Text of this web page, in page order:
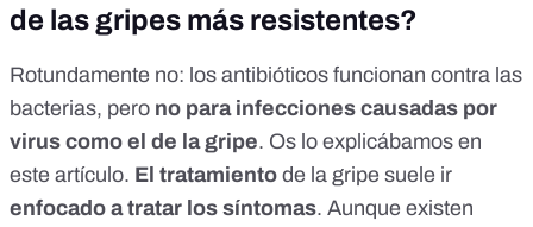
de las gripes más resistentes?
Rotundamente no: los antibióticos funcionan contra las
bacterias, pero no para infecciones causadas por
virus como el de la gripe. Os lo explicábamos en
este artículo. El tratamiento de la gripe suele ir
enfocado a tratar los síntomas. Aunque existen